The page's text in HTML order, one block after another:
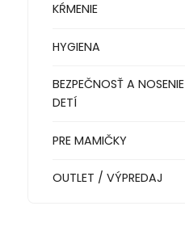
KŔMENIE
HYGIENA
BEZPEČNOSŤ A NOSENIE
DETÍ
PRE MAMIČKY
OUTLET / VÝPREDAJ